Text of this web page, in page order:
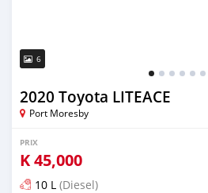
6
2020 Toyota LITEACE
Port Moresby
PRIX
K45,000
10 L (Diesel)